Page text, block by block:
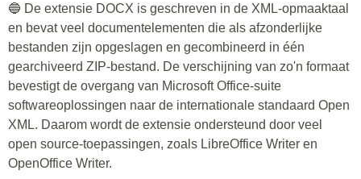
🔵 De extensie DOCX is geschreven in de XML-opmaaktaal
en bevat veel documentelementen die als afzonderlijke
bestanden zijn opgeslagen en gecombineerd in één
gearchiveerd ZIP-bestand. De verschijning van zo'n formaat
bevestigt de overgang van Microsoft Office-suite
softwareoplossingen naar de internationale standaard Open
XML. Daarom wordt de extensie ondersteund door veel
open source-toepassingen, zoals LibreOffice Writer en
OpenOffice Writer.